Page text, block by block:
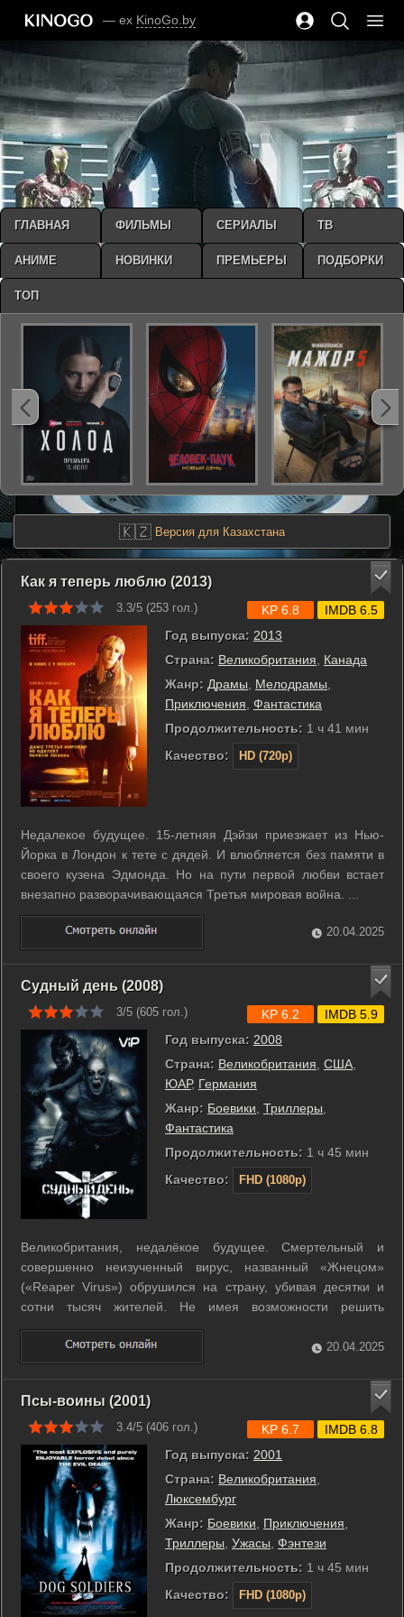
— ex KinoGo.by
🇰🇿 Версия для Казахстана
Как я теперь люблю (2013)
3.3/5 (253 гол.)
Год выпуска: 2013
Страна: Великобритания
Канада
Жанр: Драмы Мелодрамы
Приключения Фантастика
Продолжительность: 1 ч 41 мин
Качество:
HD (720p)
KP 6.8 IMDB 6.5
Недалекое будущее. 15-летняя Дэйзи приезжает из Нью-
Йорка в Лондон к тете с дядей. И влюбляется без памяти в
своего кузена Эдмонда. Но на пути первой любви встает
внезапно разворачивающаяся Третья мировая война. ...
20.04.2025
Судный день (2008)
3/5 (605 гол.)
Год выпуска: 2008
Страна: Великобритания, США,
ЮАР, Германия
Жанр: Боевики, Триллеры,
Фантастика
Продолжительность: 1 ч 45 мин
Качество:
FHD (1080p)
KP 6.2 IMDB 5.9
Великобритания, недалёкое будущее. Смертельный и
совершенно неизученный вирус, названный «Жнецом»
(«Reaper Virus») обрушился на страну, убивая десятки и
сотни тысяч жителей. Не имея возможности решить
проблему, правительство решает изолировать очаг заразы
от не инфицированной местности, построив вокруг
территории буйства «Жнеца» стену. Проходит 30 ...
20.04.2025
Псы-воины (2001)
3.4/5 (406 гол.)
Год выпуска: 2001
Страна: Великобритания
Люксембург
Жанр: Боевики Приключения
Триллеры Ужасы Фэнтези
Продолжительность: 1 ч 45 мин
Качество:
FHD (1080p)
KP 6.7 IMDB 6.8
ГЛАВНАЯ ФИЛЬМЫ СЕРИАЛЫ ТВ
АНИМЕ НОВИНКИ ПРЕМЬЕРЫ ПОДБОРКИ
ТОП